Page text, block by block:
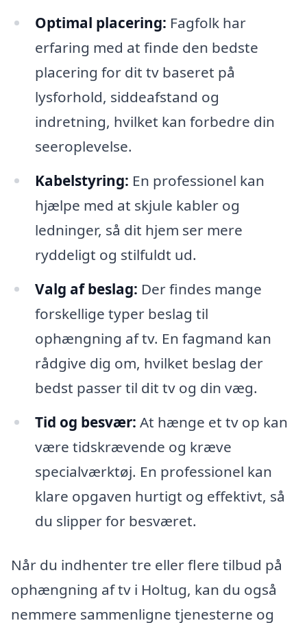
Optimal placering: Fagfolk har
erfaring med at finde den bedste
placering for dit tv baseret på
lysforhold, siddeafstand og
indretning, hvilket kan forbedre din
seeroplevelse.
Kabelstyring: En professionel kan
hjælpe med at skjule kabler og
ledninger, så dit hjem ser mere
ryddeligt og stilfuldt ud.
Valg af beslag: Der findes mange
forskellige typer beslag til
ophængning af tv. En fagmand kan
rådgive dig om, hvilket beslag der
bedst passer til dit tv og din væg.
Tid og besvær: At hænge et tv op kan
være tidskrævende og kræve
specialværktøj. En professionel kan
klare opgaven hurtigt og effektivt, så
du slipper for besværet.
Når du indhenter tre eller flere tilbud på
ophængning af tv i Holtug, kan du også
nemmere sammenligne tjenesterne og